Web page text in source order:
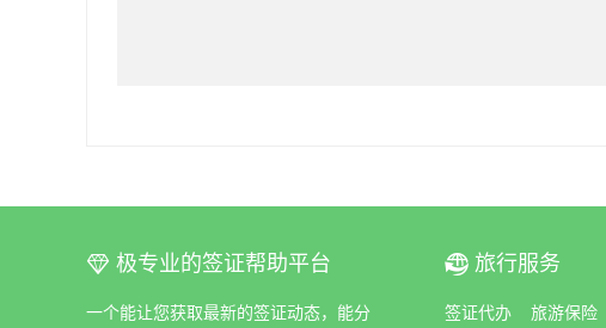
ꀆ 极专业的签证帮助平台
一个能让您获取最新的签证动态，能分
ꀇ 旅行服务
签证代办
旅游保险